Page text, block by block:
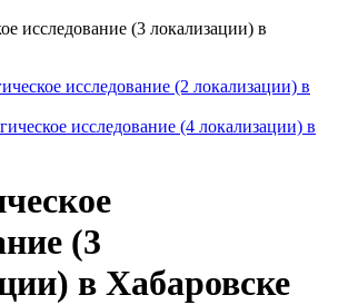
исследование (3 локализации) в
исследование (2 локализации) в
исследование (4 локализации) в
(3
в Хабаровске